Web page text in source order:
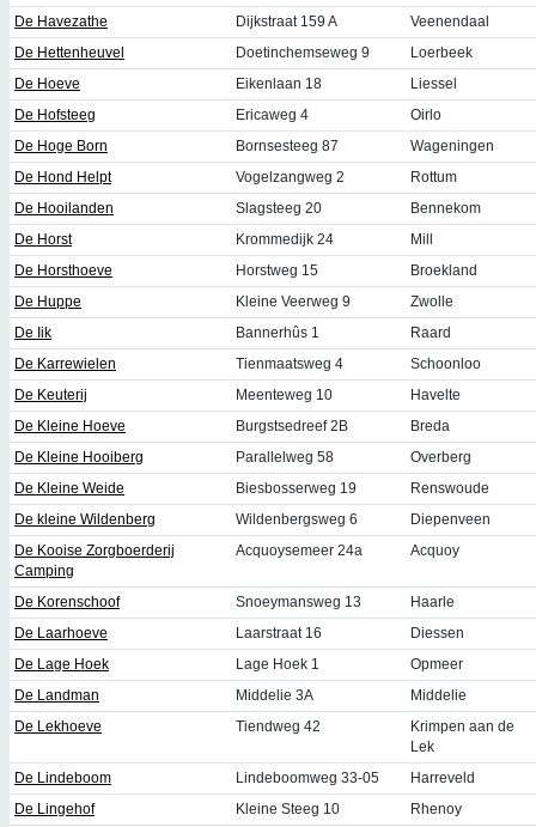
De Havezathe
Dijkstraat 159 A
Veenendaal
De Hettenheuvel
Doetinchemseweg 9
Loerbeek
De Hoeve
Eikenlaan 18
Liessel
De Hofsteeg
Ericaweg 4
Oirlo
De Hoge Born
Bornsesteeg 87
Wageningen
De Hond Helpt
Vogelzangweg 2
Rottum
De Hooilanden
Slagsteeg 20
Bennekom
De Horst
Krommedijk 24
Mill
De Horsthoeve
Horstweg 15
Broekland
De Huppe
Kleine Veerweg 9
Zwolle
De Iik
Bannerhûs 1
Raard
De Karrewielen
Tienmaatsweg 4
Schoonloo
De Keuterij
Meenteweg 10
Havelte
De Kleine Hoeve
Burgstsedreef 2B
Breda
De Kleine Hooiberg
Parallelweg 58
Overberg
De Kleine Weide
Biesbosserweg 19
Renswoude
De kleine Wildenberg
Wildenbergsweg 6
Diepenveen
De Kooise Zorgboerderij
Camping
Acquoysemeer 24a Acquoy
De Korenschoof Snoeymansweg 13
Haarle
De Laarhoeve
Laarstraat 16
Diessen
De Lage Hoek
Lage Hoek 1
Opmeer
De Landman
Middelie 3A
Middelie
De Lekhoeve
Tiendweg 42
Krimpen aan de
Lek
De Lindeboom
Lindeboomweg 33-05
Harreveld
De Lingehof
Kleine Steeg 10
Rhenoy